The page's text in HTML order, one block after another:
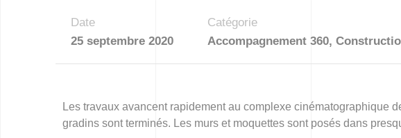
Date
25 septembre 2020
Catégorie
Accompagnement 360,
Les travaux avancent rapidement au complexe cinématographique
gradins sont terminés. Les murs et moquettes sont posés dans